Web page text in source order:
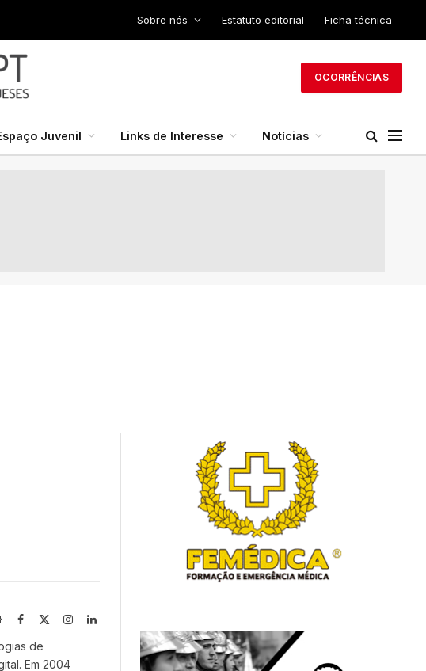
Sobre nós Estatuto editorial Ficha técnica
OCORRÊNCIAS
Juvenil Links de Interesse Notícias
WebsiteFacebook InstagramLinkedIn
de
Em 2004